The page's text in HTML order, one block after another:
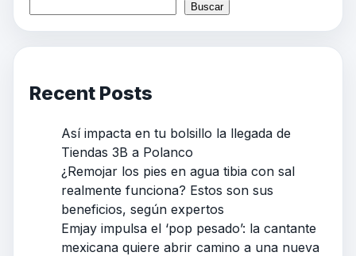
Buscar
Recent Posts
Así impacta en tu bolsillo la llegada de
Tiendas 3B a Polanco
¿Remojar los pies en agua tibia con sal
realmente funciona? Estos son sus
beneficios, según expertos
Emjay impulsa el ‘pop pesado’: la cantante
mexicana quiere abrir camino a una nueva